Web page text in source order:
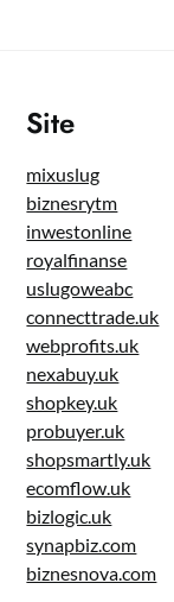
Site
mixuslug
biznesrytm
inwestonline
royalfinanse
uslugoweabc
connecttrade.uk
webprofits.uk
nexabuy.uk
shopkey.uk
probuyer.uk
shopsmartly.uk
ecomflow.uk
bizlogic.uk
synapbiz.com
biznesnova.com